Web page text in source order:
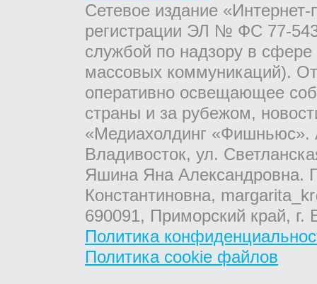
Сетевое издание
регистрации ЭЛ № ФС 77-
службой по надзору в
массовых коммуникаций).
оперативно освещающее
страны и за рубежом,
«Медиахолдинг «Фишньюс».
Владивосток, ул.
Яшина Яна Александровна.
Константиновна,
690091, Приморский край,
Политика
Политика cookie файлов